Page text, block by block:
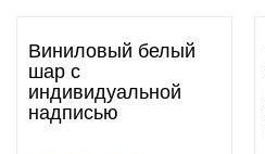
Виниловый белый
шар с
индивидуальной
надписью